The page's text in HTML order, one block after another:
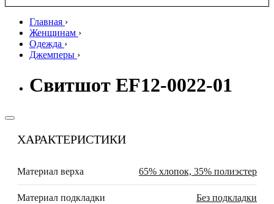
Главная ›
Женщинам ›
Одежда ›
Джемперы ›
Свитшот EF12-0022-01
ХАРАКТЕРИСТИКИ
Материал верха 65% хлопок, 35% полиэстер
Материал подкладки Без подкладки